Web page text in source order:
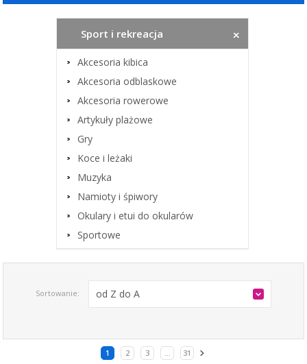
Sport i rekreacja
Akcesoria kibica
Akcesoria odblaskowe
Akcesoria rowerowe
Artykuły plażowe
Gry
Koce i leżaki
Muzyka
Namioty i śpiwory
Okulary i etui do okularów
Sportowe
Sortowanie: od Z do A
1 2 3 ... 31